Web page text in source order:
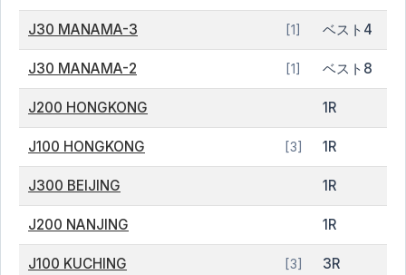
J30 MANAMA-3 [1] ベスト4
J30 MANAMA-2 [1] ベスト8
J200 HONGKONG 1R
J100 HONGKONG [3] 1R
J300 BEIJING 1R
J200 NANJING 1R
J100 KUCHING [3] 3R